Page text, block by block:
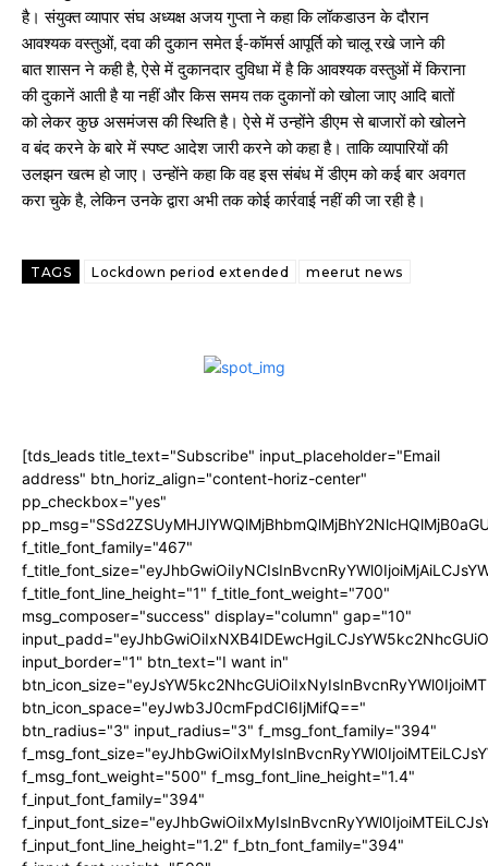
है। संयुक्त व्यापार संघ अध्यक्ष अजय गुप्ता ने कहा कि लॉकडाउन के दौरान
आवश्यक वस्तुओं, दवा की दुकान समेत ई-कॉमर्स आपूर्ति को चालू रखे जाने की
बात शासन ने कही है, ऐसे में दुकानदार दुविधा में है कि आवश्यक वस्तुओं में किराना
की दुकानें आती है या नहीं और किस समय तक दुकानों को खोला जाए आदि बातों
को लेकर कुछ असमंजस की स्थिति है। ऐसे में उन्होंने डीएम से बाजारों को खोलने
व बंद करने के बारे में स्पष्ट आदेश जारी करने को कहा है। ताकि व्यापारियों की
उलझन खत्म हो जाए। उन्होंने कहा कि वह इस संबंध में डीएम को कई बार अवगत
करा चुके है, लेकिन उनके द्वारा अभी तक कोई कार्रवाई नहीं की जा रही है।
TAGS Lockdown period extended meerut news
[tds_leads title_text="Subscribe" input_placeholder="Email
address" btn_horiz_align="content-horiz-center"
pp_checkbox="yes"
f_title_font_family="467"
f_title_font_line_height="1" f_title_font_weight="700"
msg_composer="success" display="column" gap="10"
input_border="1" btn_text="I want in"
btn_icon_space="eyJwb3J0cmFpdCI6IjMifQ=="
btn_radius="3" input_radius="3" f_msg_font_family="394"
f_msg_font_weight="500" f_msg_font_line_height="1.4"
f_input_font_family="394"
f_input_font_line_height="1.2" f_btn_font_family="394"